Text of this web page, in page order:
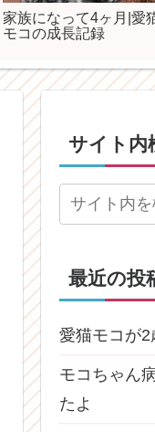
家族になって4ヶ月|愛
モコの成長記録
サイト内
最近の投
愛猫モコが2
モコちゃん
たよ